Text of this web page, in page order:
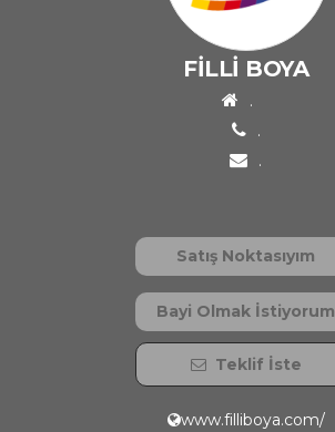
FİLLİ BOYA
.
.
.
Satış Noktasıyım
Bayi Olmak İstiyorum
Teklif İste
www.filliboya.com/